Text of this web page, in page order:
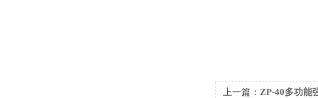
上一篇： ZP-40多功能